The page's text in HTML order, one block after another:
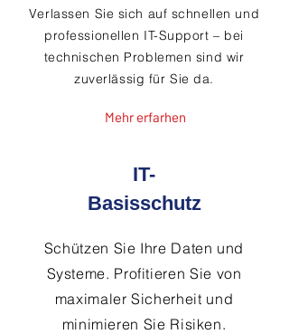
Verlassen Sie sich auf schnellen und
professionellen IT-Support – bei
technischen Problemen sind wir
zuverlässig für Sie da.
Mehr erfarhen
IT-
Basisschutz
Schützen Sie Ihre Daten und
Systeme. Profitieren Sie von
maximaler Sicherheit und
minimieren Sie Risiken.